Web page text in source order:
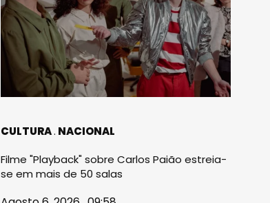
CULTURA NACIONAL
Filme "Playback" sobre Carlos Paião estreia-
se em mais de 50 salas